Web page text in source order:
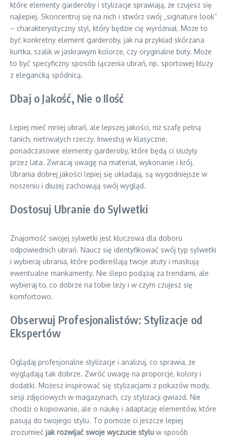
które elementy garderoby i stylizacje sprawiają, że czujesz się
najlepiej. Skoncentruj się na nich i stwórz swój „signature look”
– charakterystyczny styl, który będzie cię wyróżniał. Może to
być konkretny element garderoby, jak na przykład skórzana
kurtka, szalik w jaskrawym kolorze, czy oryginalne buty. Może
to być specyficzny sposób łączenia ubrań, np. sportowej bluzy
z elegancką spódnicą.
Dbaj o Jakość, Nie o Ilość
Lepiej mieć mniej ubrań, ale lepszej jakości, niż szafę pełną
tanich, nietrwałych rzeczy. Inwestuj w klasyczne,
ponadczasowe elementy garderoby, które będą ci służyły
przez lata. Zwracaj uwagę na materiał, wykonanie i krój.
Ubrania dobrej jakości lepiej się układają, są wygodniejsze w
noszeniu i dłużej zachowują swój wygląd.
Dostosuj Ubranie do Sylwetki
Znajomość swojej sylwetki jest kluczowa dla doboru
odpowiednich ubrań. Naucz się identyfikować swój typ sylwetki
i wybieraj ubrania, które podkreślają twoje atuty i maskują
ewentualne mankamenty. Nie ślepo podążaj za trendami, ale
wybieraj to, co dobrze na tobie leży i w czym czujesz się
komfortowo.
Obserwuj Profesjonalistów: Stylizacje od
Ekspertów
Oglądaj profesjonalne stylizacje i analizuj, co sprawia, że
wyglądają tak dobrze. Zwróć uwagę na proporcje, kolory i
dodatki. Możesz inspirować się stylizacjami z pokazów mody,
sesji zdjęciowych w magazynach, czy stylizacji gwiazd. Nie
chodzi o kopiowanie, ale o naukę i adaptację elementów, które
pasują do twojego stylu. To pomoże ci jeszcze lepiej
zrozumieć jak rozwijać swoje wyczucie stylu w sposób